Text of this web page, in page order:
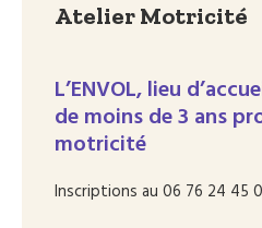
Atelier Motricité
L’ENVOL, lieu
de moins de 3 ans
motricité
Inscriptions au 06 76 24 45